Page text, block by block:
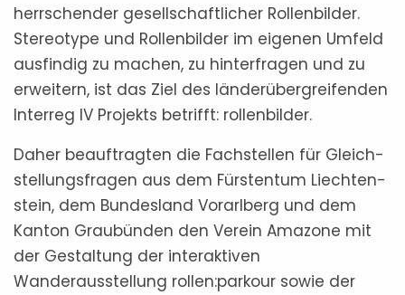
herrsch­ender gesellschaftlicher Rollenbilder.
Stereo­type und Rollenbilder im eigenen Umfeld
aus­findig zu machen, zu hinterfragen und zu
er­wei­tern, ist das Ziel des länder­über­greifenden
Interreg IV Projekts betrifft: rollenbilder.
Daher beauftragten die Fachstellen für Gleich­
stellungs­fragen aus dem Fürstentum Liechten­
stein, dem Bundesland Vorarlberg und dem
Kanton Graubünden den Verein Amazone mit
der Gestaltung der interaktiven
Wanderausstellung rollen:­parkour sowie der